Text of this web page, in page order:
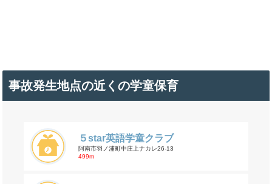
事故発生地点の近くの学童保育
５star英語学童クラブ
阿南市羽ノ浦町中庄上ナカレ26-13
499m